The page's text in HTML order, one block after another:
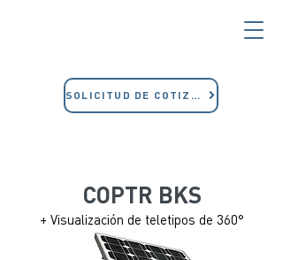
SOLICITUD DE COTIZACIÓN
COPTR BKS
+ Visualización de teletipos de 360°